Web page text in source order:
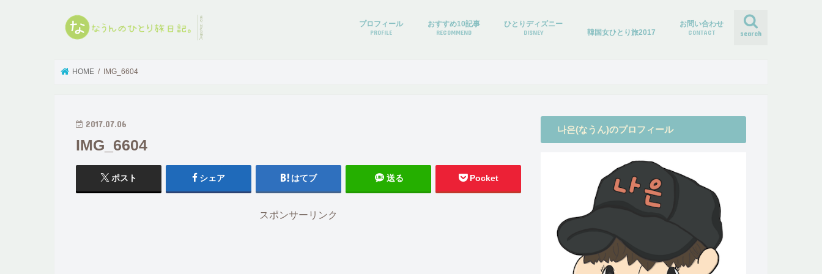
search
プロフィール
PROFILE
おすすめ10記事
RECOMMEND
ひとりディズニー
DISNEY 韓国女ひとり旅2017
お問い合わせ
CONTACT
HOME IMG_6604
2017.07.06
IMG_6604
ポスト シェア はてブ 送る Pocket
スポンサーリンク
나은(なうん)のプロフィール